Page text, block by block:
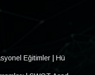
Eğitimler | Hü